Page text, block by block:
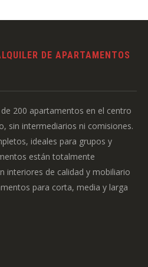
DE APARTAMENTOS
200 apartamentos en el centro
sin intermediarios ni comisiones.
ideales para grupos y
están totalmente
interiores de calidad y mobiliario
para corta, media y larga